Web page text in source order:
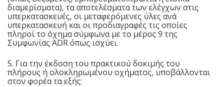
διαμερίσματα), τα αποτελέσματα των ελέγχων στις
υπερκατασκευές, οι μεταφερόμενες ύλες ανά
υπερκατασκευή και οι προδιαγραφές τις οποίες
πληροί το όχημα σύμφωνα με το μέρος 9 της
Συμφωνίας ADR όπως ισχύει.
5. Για την έκδοση του πρακτικού δοκιμής του
πλήρους ή ολοκληρωμένου οχήματος, υποβάλλονται
στον φορέα τα εξής: